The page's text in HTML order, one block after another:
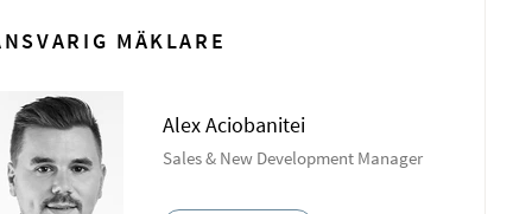
MÄKLARE
Alex Aciobanitei
Sales & New Development Manager